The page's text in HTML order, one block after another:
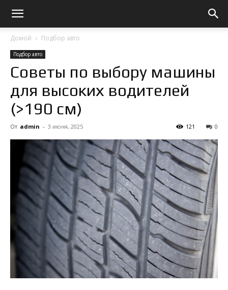
Домой Подбор авто
Подбор авто
Советы по выбору машины
для высоких водителей
(>190 см)
От admin - 3 июня, 2025 0
121